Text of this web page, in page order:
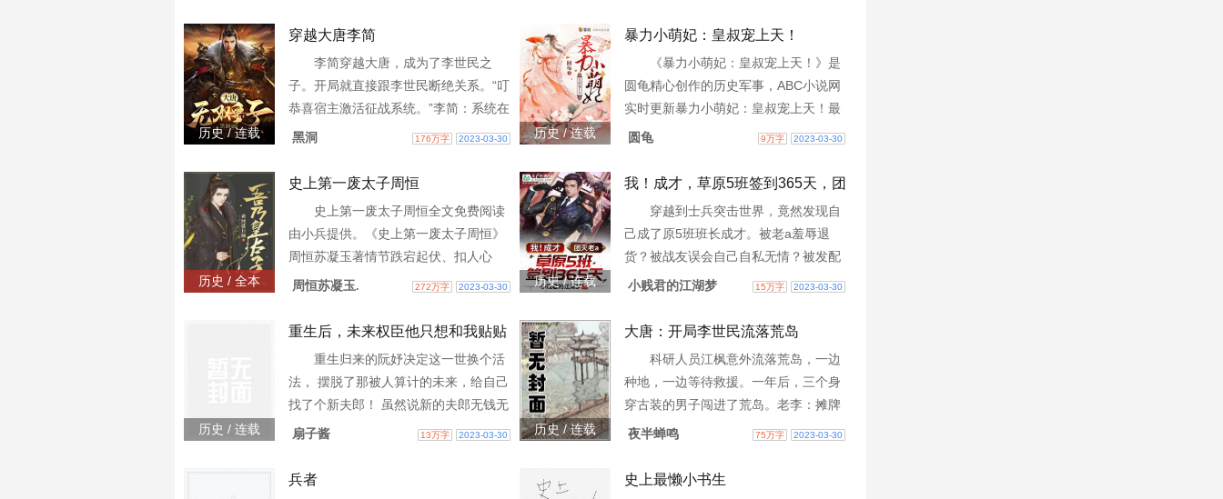
我
子做的，让弘治皇帝
历史 / 连载
穿越大唐李简
李简穿越大唐，成为了李世民之
子。开局就直接跟李世民断绝关系。“叮
恭喜宿主激活征战系统。”李简：系统在
手，天下我有。这世界，终究是囊中之
还不错的话请不要
黑洞 176万字 2023-03-30 历史 / 连载
暴力小萌妃：皇叔宠上天！
《暴力小萌妃：皇叔宠上天！》是
圆龟精心创作的历史军事，ABC小说网
实时更新暴力小萌妃：皇叔宠上天！最
新章节并且提供无弹窗阅读，书友所发
并不代表ABC小
圆龟 9万字 2023-03-30
历史 / 全本
史上第一废太子周恒
史上第一废太子周恒全文免费阅读
由小兵提供。《史上第一废太子周恒》
周恒苏凝玉著情节跌宕起伏、扣人心
弦，是一本情节与文笔俱佳的热门小
太子周恒全文内容。3w
周恒苏凝玉. 272万字 2023-03-30 历史 / 连载
我！成才，草原5班签到365天，团
灭老a穿越到士兵突击世界，竟然发现自
己成了原5班班长成才。被老a羞辱退
货？被战友误会自己自私无情？被发配
原看守驻训场？成才感觉自己的军旅生
系统，每天在不同的
小贱君的江湖梦 15万字 2023-03-30
历史 / 连载
重生后，未来权臣他只想和我贴贴
重生归来的阮妤决定这一世换个活
法， 摆脱了那被人算计的未来，给自己
找了个新夫郎！ 虽然说新的夫郎无钱无
权，但生得极为俊逸，对她也是处处体
一边开铺子生意做得风生水起，一边抽
扇子酱 13万字 2023-03-30 历史 / 连载
大唐：开局李世民流落荒岛
科研人员江枫意外流落荒岛，一边
种地，一边等待救援。一年后，三个身
穿古装的男子闯进了荒岛。老李：摊牌
了，我是大唐皇帝！老孙：嗯，我摊牌
杜：我也摊牌了，我是
夜半蝉鸣 75万字 2023-03-30
兵者 史上最懒小书生